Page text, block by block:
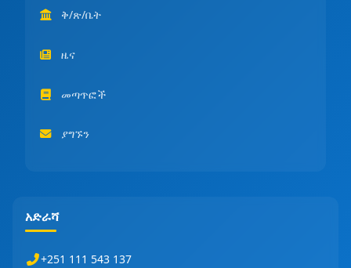
ቅ/ጽ/ቤት
ዜና
መጣጥፎች
ያግኙን
አድራሻ
+251 111 543 137